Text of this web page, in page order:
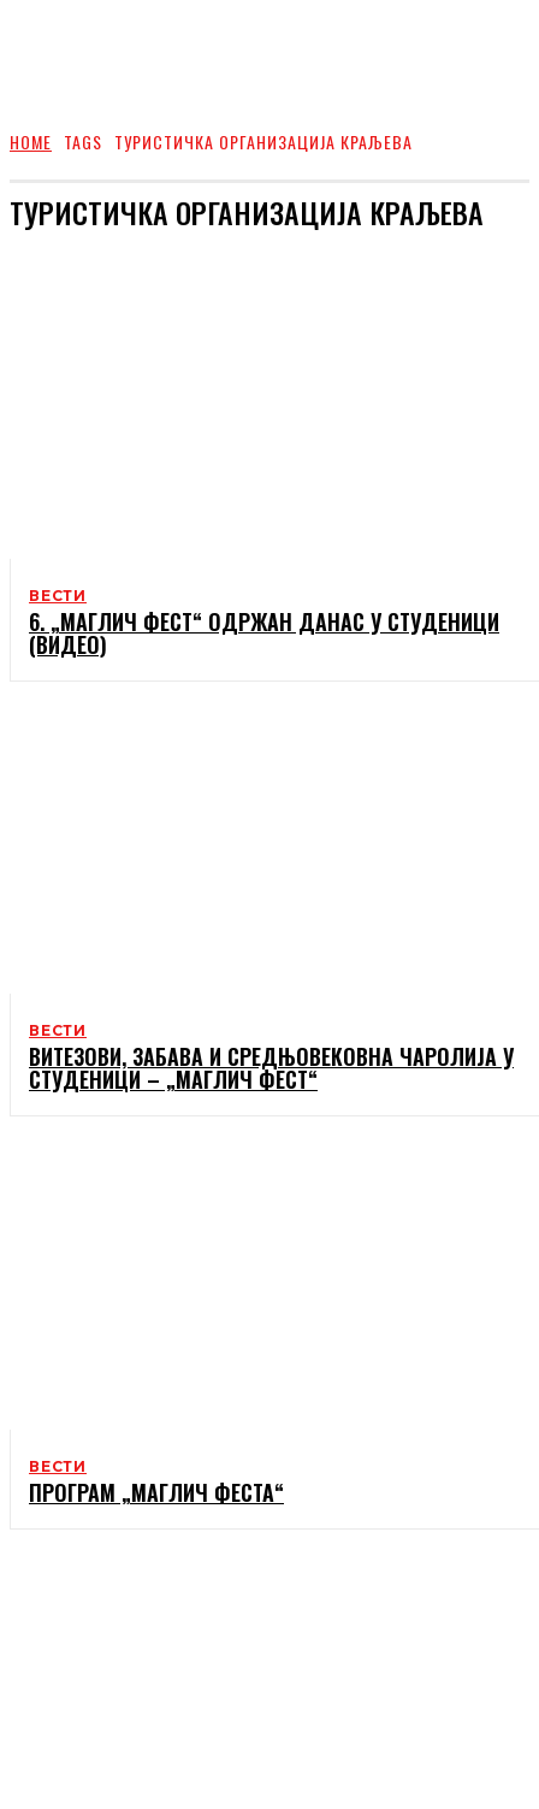
HOME TAGS ТУРИСТИЧКА ОРГАНИЗАЦИЈА КРАЉЕВА
ТУРИСТИЧКА ОРГАНИЗАЦИЈА КРАЉЕВА
ВЕСТИ
6. „МАГЛИЧ ФЕСТ“ ОДРЖАН ДАНАС У СТУДЕНИЦИ
(ВИДЕО)
ВЕСТИ
ВИТЕЗОВИ, ЗАБАВА И СРЕДЊОВЕКОВНА ЧАРОЛИЈА У
СТУДЕНИЦИ – „МАГЛИЧ ФЕСТ“
ВЕСТИ
ПРОГРАМ „МАГЛИЧ ФЕСТА“